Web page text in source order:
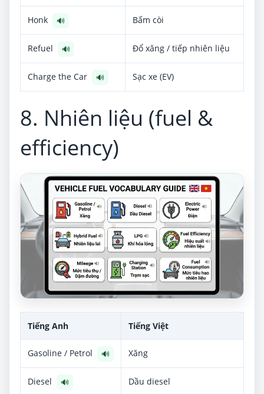
Honk 🔊 Bấm còi
Refuel 🔊 Đổ xăng / tiếp nhiên liệu
Charge the Car 🔊 Sạc xe (EV)
8. Nhiên liệu (fuel &
efficiency)
Tiếng Anh Tiếng Việt
Gasoline / Petrol 🔊 Xăng
Diesel 🔊 Dầu diesel